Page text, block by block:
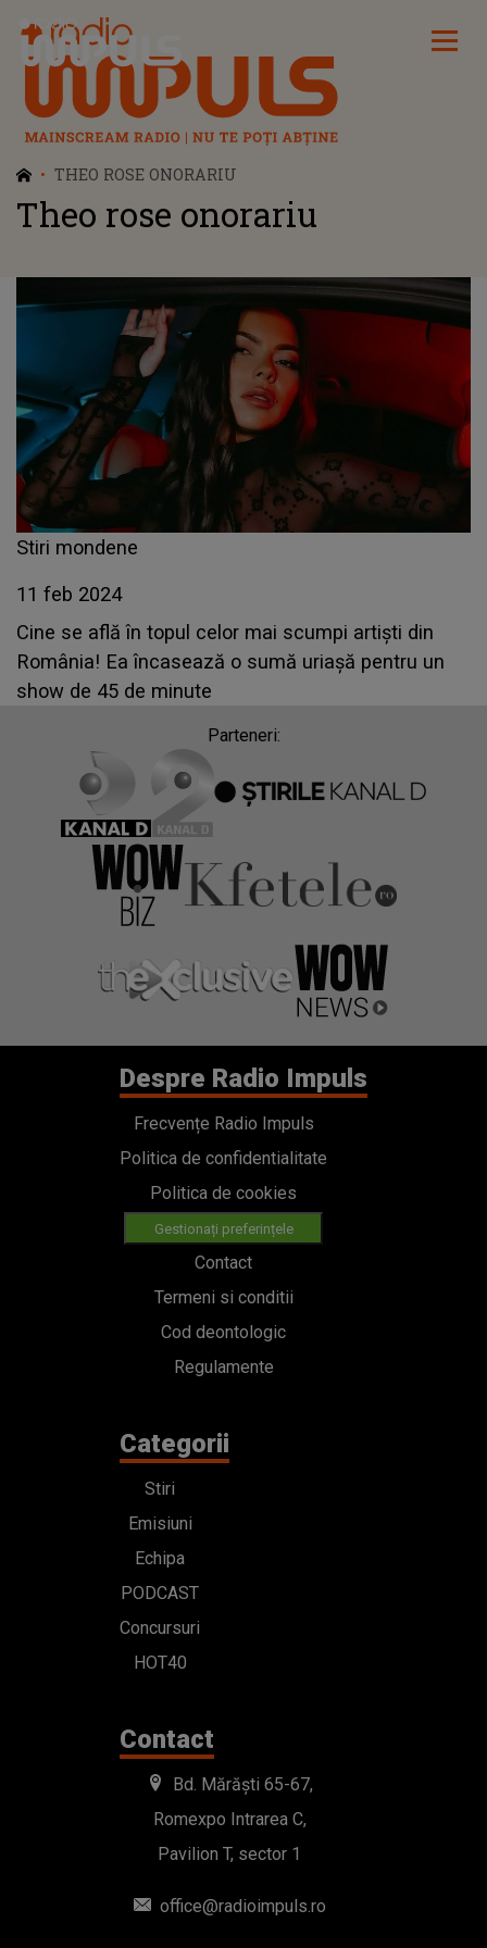
Radio Impuls
THEO ROSE ONORARIU
Theo rose onorariu
Stiri mondene
11 feb 2024
Cine se află în topul celor mai scumpi artiști din
România! Ea încasează o sumă uriașă pentru un
show de 45 de minute
Parteneri:
Despre Radio Impuls
Frecvențe Radio Impuls
Politica de confidentialitate
Politica de cookies
Gestionați preferințele
Contact
Termeni si conditii
Cod deontologic
Regulamente
Categorii
Stiri
Emisiuni
Echipa
PODCAST
Concursuri
HOT40
Contact
Bd. Mărăști 65-67,
Romexpo Intrarea C,
Pavilion T, sector 1
office@radioimpuls.ro